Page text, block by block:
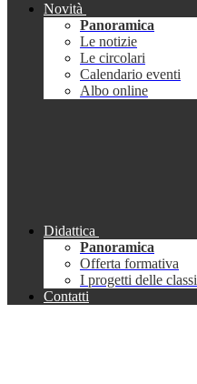
Novità
Panoramica
Le notizie
Le circolari
Calendario eventi
Albo online
Didattica
Panoramica
Offerta formativa
I progetti delle classi
Contatti